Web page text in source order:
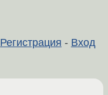
Регистрация - Вход